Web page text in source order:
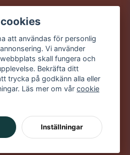
att användas för personlig
Vi använder
skall fungera och
Bekräfta ditt
trycka på godkänn alla eller
Läs mer om vårcookie
Inställningar